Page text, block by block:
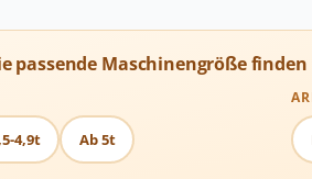
passende Maschinengröße finden
4,9t Ab 5t